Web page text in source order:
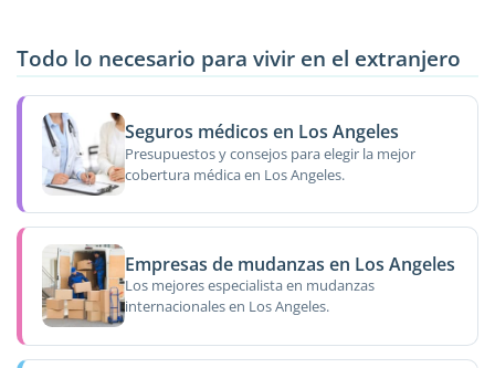
Todo lo necesario para vivir en el extranjero
Seguros médicos en Los Angeles
Presupuestos y consejos para elegir la mejor
cobertura médica en Los Angeles.
Empresas de mudanzas en Los Angeles
Los mejores especialista en mudanzas
internacionales en Los Angeles.